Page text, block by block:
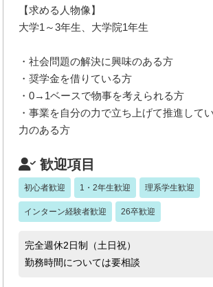
【求める人物像】
大学1～3年生、大学院1年生
・社会問題の解決に興味のある方
・奨学金を借りている方
・0→1ベースで物事を考えられる方
・事業を自分の力で立ち上げて推進して
力のある方
歓迎項目
初心者歓迎 1・2年生歓迎 理系学生歓迎
インターン経験者歓迎 26卒歓迎
完全週休2日制（土日祝）
勤務時間については要相談